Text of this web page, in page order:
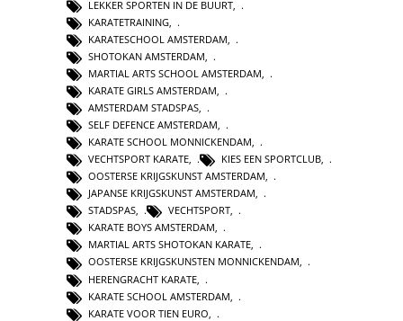
LEKKER SPORTEN IN DE BUURT
KARATETRAINING
KARATESCHOOL AMSTERDAM
SHOTOKAN AMSTERDAM
MARTIAL ARTS SCHOOL AMSTERDAM
KARATE GIRLS AMSTERDAM
AMSTERDAM STADSPAS
SELF DEFENCE AMSTERDAM
KARATE SCHOOL MONNICKENDAM,
VECHTSPORT KARATE, KIES EEN SPORTCLUB,
OOSTERSE KRIJGSKUNST AMSTERDAM,
JAPANSE KRIJGSKUNST AMSTERDAM,
STADSPAS, VECHTSPORT,
KARATE BOYS AMSTERDAM,
MARTIAL ARTS SHOTOKAN KARATE,
OOSTERSE KRIJGSKUNSTEN MONNICKENDAM,
HERENGRACHT KARATE
KARATE SCHOOL AMSTERDAM
KARATE VOOR TIEN EURO